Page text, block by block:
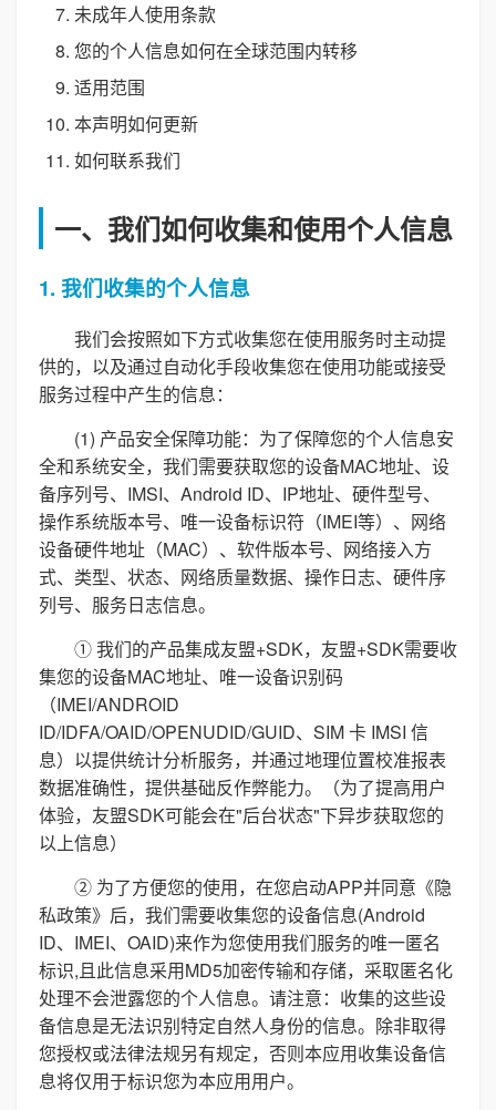
未成年人使用条款
您的个人信息如何在全球范围内转移
适用范围
本声明如何更新
如何联系我们
一、我们如何收集和使用个人信息
1. 我们收集的个人信息
我们会按照如下方式收集您在使用服务时主动提
供的，以及通过自动化手段收集您在使用功能或接受
服务过程中产生的信息：
(1) 产品安全保障功能：为了保障您的个人信息安
全和系统安全，我们需要获取您的设备MAC地址、设
备序列号、IMSI、Android ID、IP地址、硬件型号、
操作系统版本号、唯一设备标识符（IMEI等）、网络
设备硬件地址（MAC）、软件版本号、网络接入方
式、类型、状态、网络质量数据、操作日志、硬件序
列号、服务日志信息。
① 我们的产品集成友盟+SDK，友盟+SDK需要收
集您的设备MAC地址、唯一设备识别码
（IMEI/ANDROID
ID/IDFA/OAID/OPENUDID/GUID、SIM 卡 IMSI 信
息）以提供统计分析服务，并通过地理位置校准报表
数据准确性，提供基础反作弊能力。（为了提高用户
体验，友盟SDK可能会在"后台状态"下异步获取您的
以上信息）
② 为了方便您的使用，在您启动APP并同意《隐
私政策》后，我们需要收集您的设备信息(Android
ID、IMEI、OAID)来作为您使用我们服务的唯一匿名
标识,且此信息采用MD5加密传输和存储，采取匿名化
处理不会泄露您的个人信息。请注意：收集的这些设
备信息是无法识别特定自然人身份的信息。除非取得
您授权或法律法规另有规定，否则本应用收集设备信
息将仅用于标识您为本应用用户。